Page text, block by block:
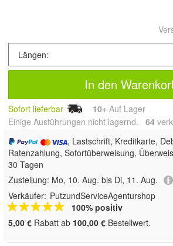
In den
Sofort lieferbar 10+ Auf Lager
Einige Ausführungen nicht lagernd. 64
, Lastschrift, Kreditkarte,
Ratenzahlung, Sofortüberweisung,
30 Tagen
Zustellung: Mo, 10. Aug. bis Di, 11. Aug.
Verkäufer: PutzundServiceAgenturshop
100% positiv
5,00 € Rabatt ab 100,00 € Bestellwert.